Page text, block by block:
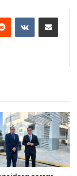
Reddit VKontakteCompartir por